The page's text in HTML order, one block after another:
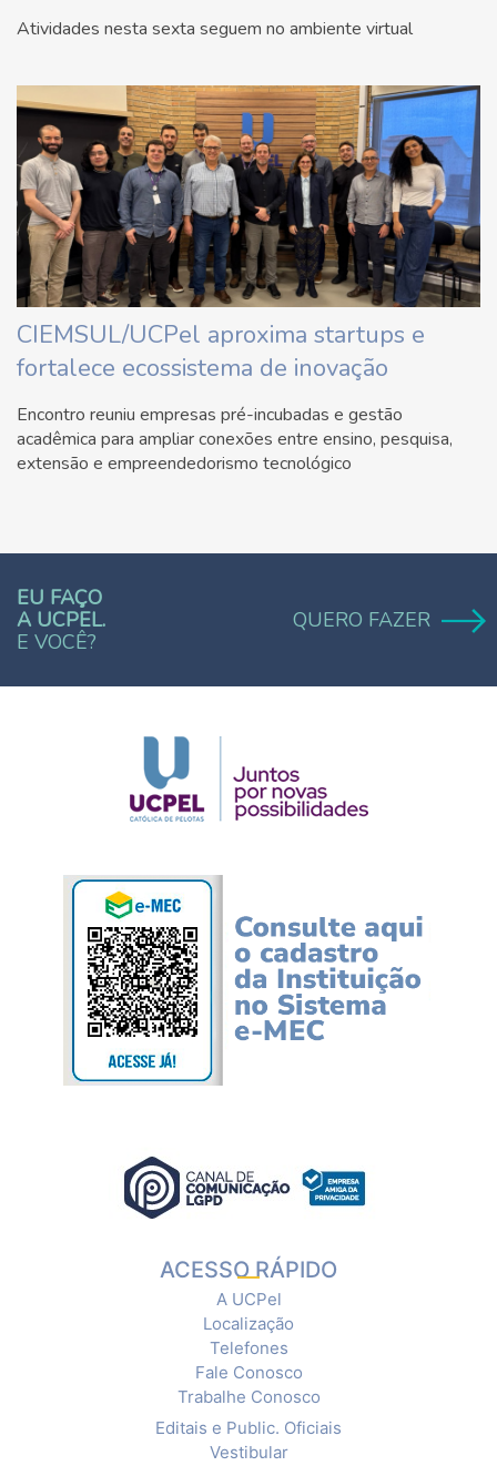
Atividades nesta sexta seguem no ambiente virtual
CIEMSUL/UCPel aproxima startups e
fortalece ecossistema de inovação
Encontro reuniu empresas pré-incubadas e gestão
acadêmica para ampliar conexões entre ensino, pesquisa,
extensão e empreendedorismo tecnológico
EU FAÇO
A UCPEL.
E VOCÊ?
QUERO FAZER
ACESSO RÁPIDO
A UCPel
Localização
Telefones
Fale Conosco
Trabalhe Conosco
Editais e Public. Oficiais
Vestibular